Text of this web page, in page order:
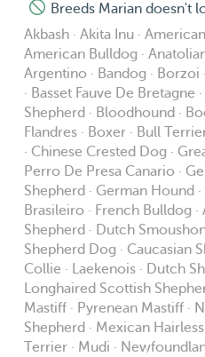
Breeds Marian doesn't
Akbash · Akita Inu ·
American Bulldog ·
Argentino · Bandog · Borzoi
· Basset Fauve De Bretagne
Shepherd · Bloodhound ·
Flandres · Boxer · Bull
· Chinese Crested Dog ·
Perro De Presa Canario ·
Shepherd · German Hound
Brasileiro · French Bulldog
Shepherd · Dutch
Shepherd Dog · Caucasian
Collie · Laekenois · Dutch
Longhaired Scottish
Mastiff · Pyrenean Mastiff ·
Shepherd · Mexican
Terrier · Mudi ·